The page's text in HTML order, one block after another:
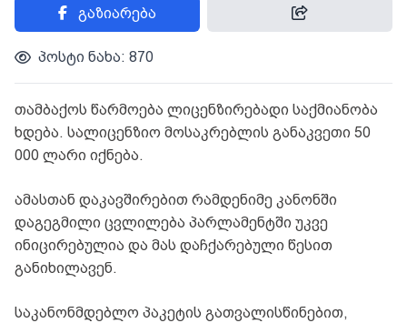
გაზიარება
პოსტი ნახა: 870
თამბაქოს წარმოება ლიცენზირებადი საქმიანობა
ხდება. სალიცენზიო მოსაკრებლის განაკვეთი 50
000 ლარი იქნება.
ამასთან დაკავშირებით რამდენიმე კანონში
დაგეგმილი ცვლილება პარლამენტში უკვე
ინიცირებულია და მას დაჩქარებული წესით
განიხილავენ.
საკანონმდებლო პაკეტის გათვალისწინებით,